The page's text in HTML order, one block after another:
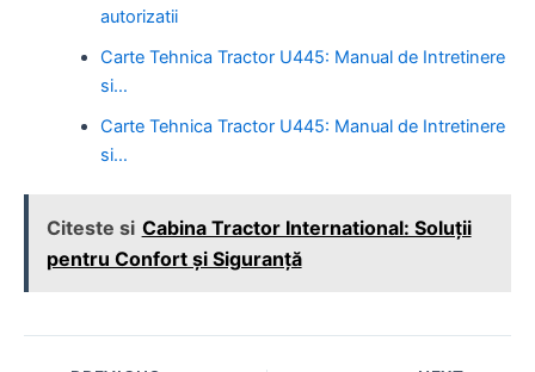
autorizatii
Carte Tehnica Tractor U445: Manual de Intretinere
si…
Carte Tehnica Tractor U445: Manual de Intretinere
si…
Citeste si Cabina Tractor International: Soluții
pentru Confort și Siguranță